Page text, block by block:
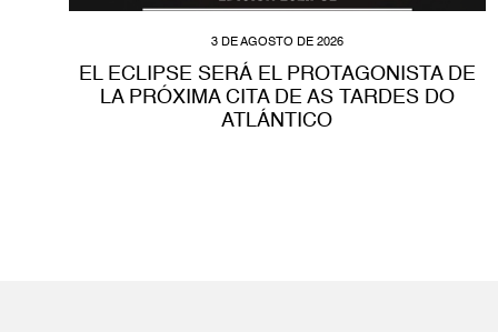
3 DE AGOSTO DE 2026
EL ECLIPSE SERÁ EL PROTAGONISTA DE
LA PRÓXIMA CITA DE AS TARDES DO
ATLÁNTICO